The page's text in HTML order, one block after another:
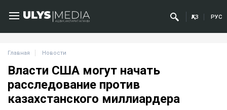
ҚАЗ РУС
Главная Новости
Власти США могут начать
расследование против
казахстанского миллиардера